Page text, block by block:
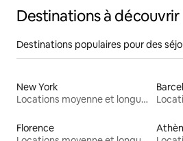
Destinations à découvrir
Destinations populaires pour des
New York
Locations moyenne et longue durée
Florence